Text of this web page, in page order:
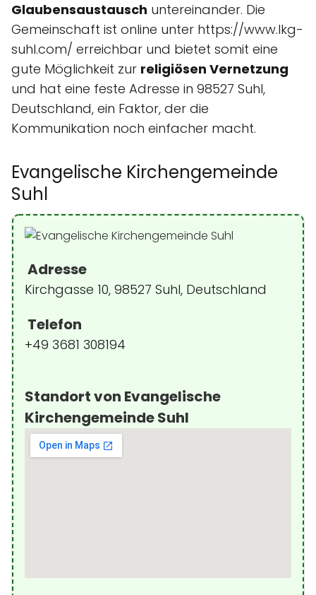
Glaubensaustausch untereinander. Die
Gemeinschaft ist online unter https://www.lkg-
suhl.com/ erreichbar und bietet somit eine
gute Möglichkeit zur religiösen Vernetzung
und hat eine feste Adresse in 98527 Suhl,
Deutschland, ein Faktor, der die
Kommunikation noch einfacher macht.
Evangelische Kirchengemeinde
Suhl
Adresse
Kirchgasse 10, 98527 Suhl, Deutschland
Telefon
+49 3681 308194
Standort von Evangelische
Kirchengemeinde Suhl